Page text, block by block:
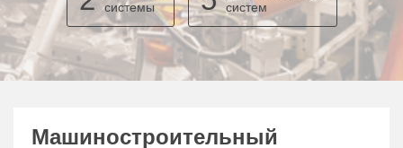
системы
систем
Машиностроительный